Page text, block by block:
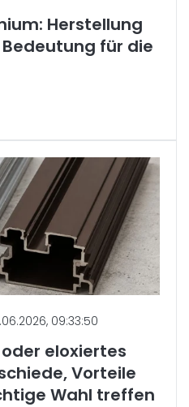
Herstellung
für die
09:33:50
eloxiertes
Vorteile
Wahl treffen